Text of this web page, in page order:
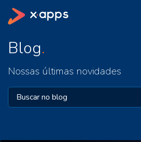
Blog
Nossas últimas novidades